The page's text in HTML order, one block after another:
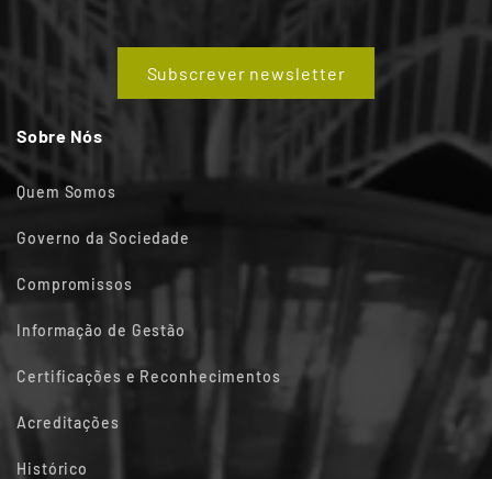
Subscrever newsletter
Sobre Nós
Quem Somos
Governo da Sociedade
Compromissos
Informação de Gestão
Certificações e Reconhecimentos
Acreditações
Histórico